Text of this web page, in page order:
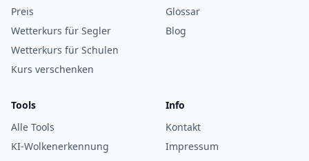
Preis
Wetterkurs für Segler
Wetterkurs für Schulen
Kurs verschenken
Glossar
Blog
Tools
Alle Tools
KI-Wolkenerkennung
Info
Kontakt
Impressum